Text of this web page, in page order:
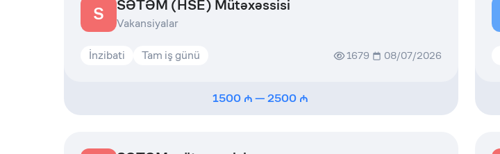
S SƏTƏM (HSE) Mütəxəssisi
Vakansiyalar
İnzibati Tam iş günü 1679 08/07/2026
1500 —2500